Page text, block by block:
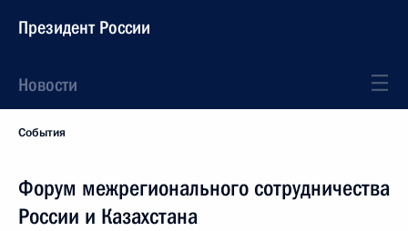
Президент России
Новости
События
Форум межрегионального сотрудничества
России и Казахстана